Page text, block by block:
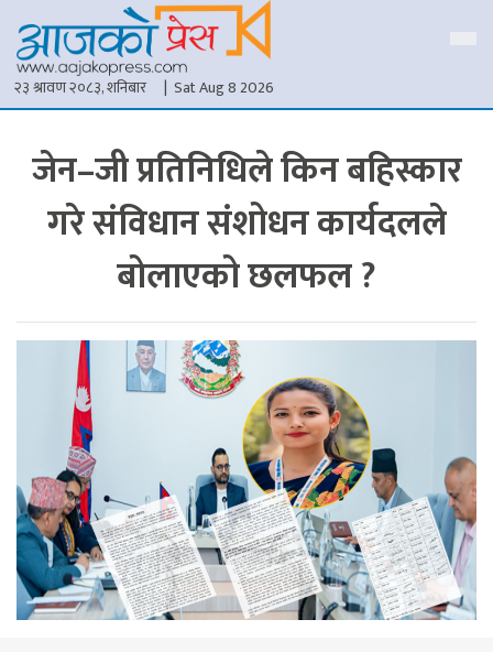
२३ श्रावण २०८३, शनिबार | Sat Aug 8 2026
जेन–जी प्रतिनिधिले किन बहिस्कार
गरे संविधान संशोधन कार्यदलले
बोलाएको छलफल ?